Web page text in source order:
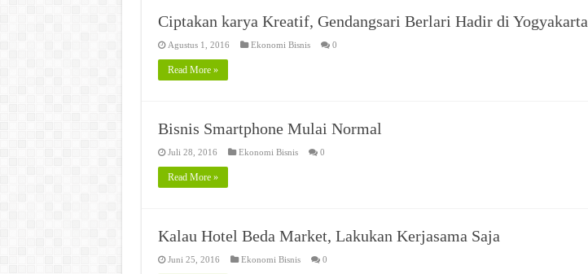
Ciptakan karya Kreatif, Gendangsari Berlari Hadir di Yogyakarta
Agustus 1, 2016 Ekonomi Bisnis 0
Read More »
Bisnis Smartphone Mulai Normal
Juli 28, 2016 Ekonomi Bisnis 0
Read More »
Kalau Hotel Beda Market, Lakukan Kerjasama Saja
Juni 25, 2016 Ekonomi Bisnis 0